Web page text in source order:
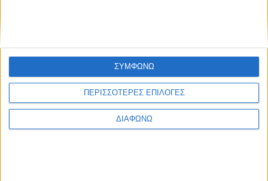
ΠΕΡΙΣΣΟΤΕΡΕΣ ΕΠΙΛΟΓΕΣ
ΔΙΑΦΩΝΩ
ΣΥΜΦΩΝΩ
Ενημέρωση Πολιτισμός Ψυχαγωγία
Classics Επικοινωνία H Eταιρεία
Trailers